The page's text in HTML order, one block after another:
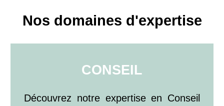
Nos domaines d'expertise
CONSEIL
Découvrez notre expertise en Conseil